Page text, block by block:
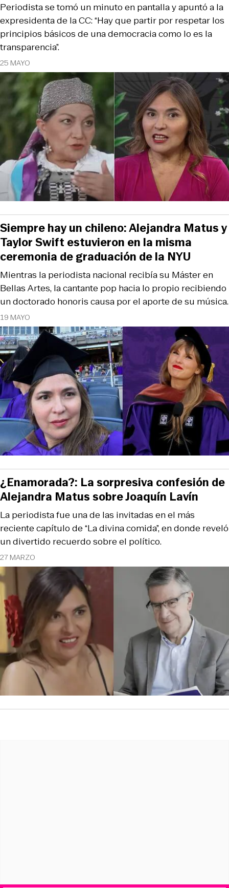
25 MAYO
Periodista se tomó un minuto en pantalla y apuntó a la
expresidenta de la CC: “Hay que partir por respetar los
principios básicos de una democracia como lo es la
transparencia”.
19 MAYO
Mientras la periodista nacional recibía su Máster en
Bellas Artes, la cantante pop hacia lo propio recibiendo
un doctorado honoris causa por el aporte de su música.
Siempre hay un chileno: Alejandra Matus y
Taylor Swift estuvieron en la misma
ceremonia de graduación de la NYU
27 MARZO
La periodista fue una de las invitadas en el más
reciente capítulo de “La divina comida”, en donde reveló
un divertido recuerdo sobre el político.
¿Enamorada?: La sorpresiva confesión de
Alejandra Matus sobre Joaquín Lavín